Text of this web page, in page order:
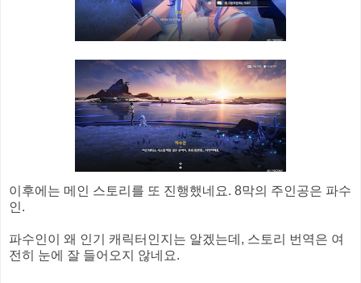
이후에는 메인 스토리를 또 진행했네요. 8막의 주인공은 파수
인.
파수인이 왜 인기 캐릭터인지는 알겠는데, 스토리 번역은 여
전히 눈에 잘 들어오지 않네요.